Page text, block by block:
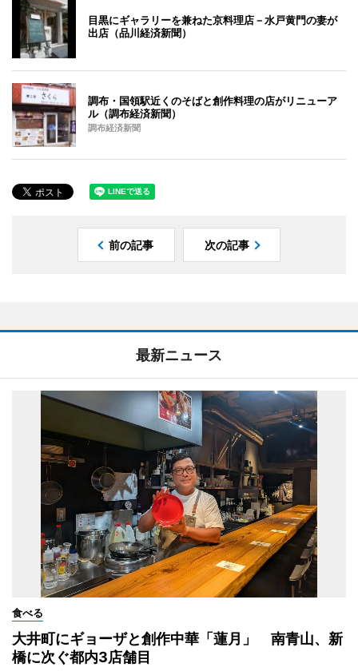
目黒にギャラリーを兼ねた京料理店－水戸黄門の妻が
出店（品川経済新聞）
調布・国領駅近くのそばと創作料理の店がリニューア
ル（調布経済新聞）
調布経済新聞
前の記事 次の記事
最新ニュース
食べる
大井町にギョーザと創作中華「蓮月」 南青山、新
橋に次ぐ都内3店舗目